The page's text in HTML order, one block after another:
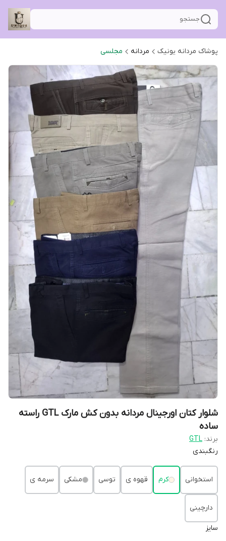
جستجو
پوشاک مردانه یونیک مردانه مجلسی
شلوار کتان اورجینال مردانه بدون کش مارک GTL راسته
ساده
برند: GTL
رنگبندی
استخوانی کرم قهوه ی توسی مشکی سرمه ی
دارچینی
سایز